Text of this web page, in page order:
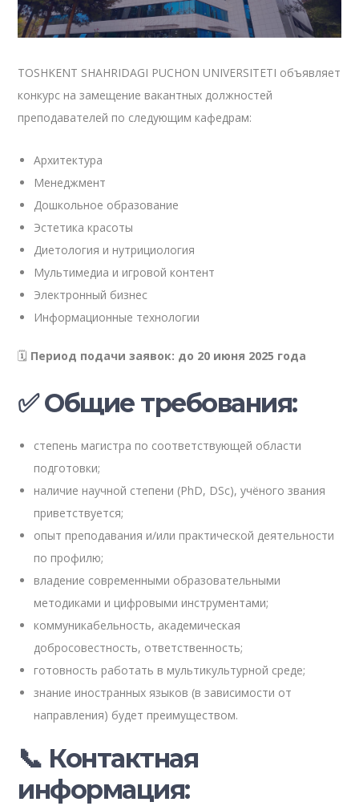
TOSHKENT SHAHRIDAGI PUCHON UNIVERSITETI объявляет
конкурс на замещение вакантных должностей
преподавателей по следующим кафедрам:
Архитектура
Менеджмент
Дошкольное образование
Эстетика красоты
Диетология и нутрициология
Мультимедиа и игровой контент
Электронный бизнес
Информационные технологии
🗓 Период подачи заявок: до 20 июня 2025 года
✅ Общие требования:
степень магистра по соответствующей области
подготовки;
наличие научной степени (PhD, DSc), учёного звания
приветствуется;
опыт преподавания и/или практической деятельности
по профилю;
владение современными образовательными
методиками и цифровыми инструментами;
коммуникабельность, академическая
добросовестность, ответственность;
готовность работать в мультикультурной среде;
знание иностранных языков (в зависимости от
направления) будет преимуществом.
📞 Контактная
информация: